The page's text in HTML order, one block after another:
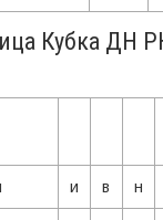
Кубка ДН
и в н